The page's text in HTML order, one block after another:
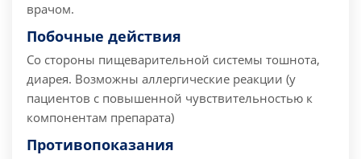
врачом.
Побочные действия
Со стороны пищеварительной системы тошнота,
диарея. Возможны аллергические реакции (у
пациентов с повышенной чувствительностью к
компонентам препарата)
Противопоказания